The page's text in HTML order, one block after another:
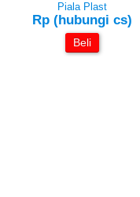
Piala Plast
Rp (hubungi cs)
Beli